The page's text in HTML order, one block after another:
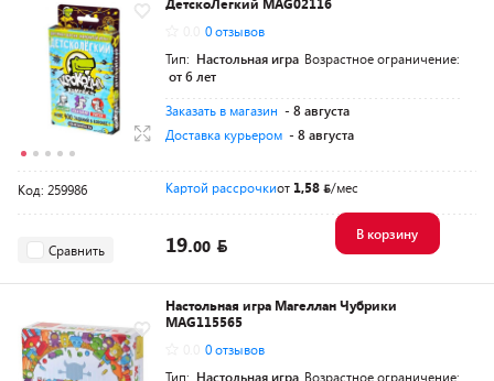
0 отзывов
Тип: Настольная игра Возрастное ограничение:
от 6 лет
Заказать в магазин - 8 августа
Доставка курьером - 8 августа
Код: 259986 Картой рассрочкиот 1,58 /мес
Сравнить 19.00
В корзину
Настольная игра Магеллан Чубрики
MAG115565
0 отзывов
Тип: Настольная игра Возрастное ограничение: